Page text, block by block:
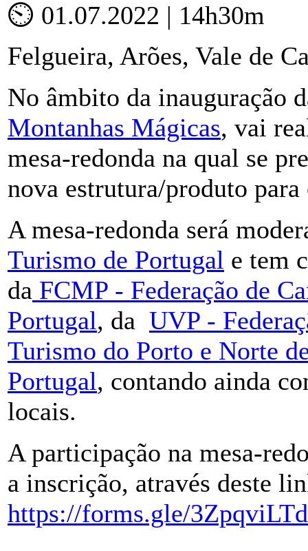
⏲ 01.07.2022 | 14h30m
Felgueira, Arões, Vale de
No âmbito da inauguração
Montanhas Mágicas, vai
mesa-redonda na qual se
nova estrutura/produto
A mesa-redonda será
Turismo de Portugal e tem
da FCMP - Federação de
Portugal, da UVP -
Turismo do Porto e Norte
Portugal, contando ainda
locais.
A participação na mesa-
a inscrição, através deste
https://forms.gle/